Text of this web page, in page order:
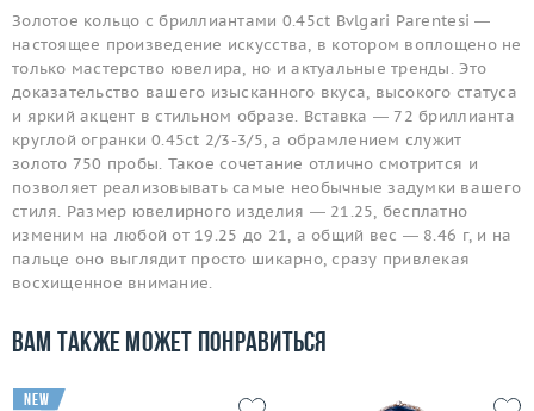
Золотое кольцо с бриллиантами 0.45ct Bvlgari Parentesi —
настоящее произведение искусства, в котором воплощено не
только мастерство ювелира, но и актуальные тренды. Это
доказательство вашего изысканного вкуса, высокого статуса
и яркий акцент в стильном образе. Вставка — 72 бриллианта
круглой огранки 0.45ct 2/3-3/5, а обрамлением служит
золото 750 пробы. Такое сочетание отлично смотрится и
позволяет реализовывать самые необычные задумки вашего
стиля. Размер ювелирного изделия — 21.25, бесплатно
изменим на любой от 19.25 до 21, а общий вес — 8.46 г, и на
пальце оно выглядит просто шикарно, сразу привлекая
восхищенное внимание.
Вам также может понравиться
new